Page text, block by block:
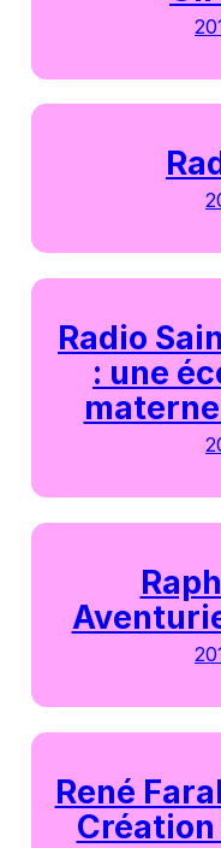
Radio
: une
René